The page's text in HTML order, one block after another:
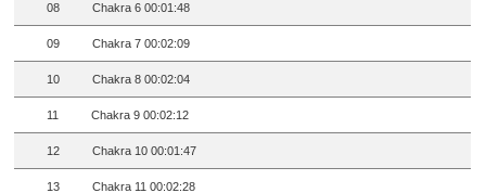
08 Chakra 6 00:01:48
09 Chakra 7 00:02:09
10 Chakra 8 00:02:04
11 Chakra 9 00:02:12
12 Chakra 10 00:01:47
13 Chakra 11 00:02:28